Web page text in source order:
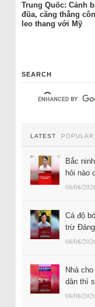
Trung Quốc: Cảnh
đũa, căng thẳng
leo thang với Mỹ
SEARCH
LATEST POPULAR
Bắc
hỏi nào
08/08/
Cá độ
trừ Đảng
08/08/
Nhà
dân thì
08/08/